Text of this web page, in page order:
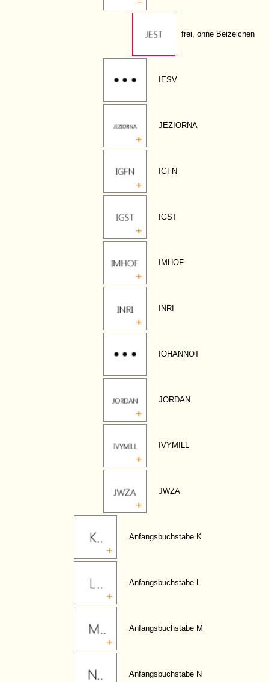
frei, ohne Beizeichen
IESV
JEZIORNA
IGFN
IGST
IMHOF
INRI
IOHANNOT
JORDAN
IVYMILL
JWZA
Anfangsbuchstabe K
Anfangsbuchstabe L
Anfangsbuchstabe M
Anfangsbuchstabe N